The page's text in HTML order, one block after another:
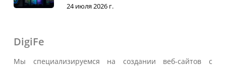
24 июля 2026 г.
DigiFe
Мы специализируемся на создании веб-сайтов с